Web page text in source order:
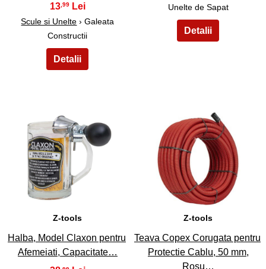
13,99
Scule si Unelte › Galeata
Constructii
Unelte de Sapat
3
Z-tools
Halba, Model Claxon pentru
Afemeiati, Capacitate…
Z-tools
Teava Copex Corugata pentru
Protectie Cablu, 50 mm,
Rosu…